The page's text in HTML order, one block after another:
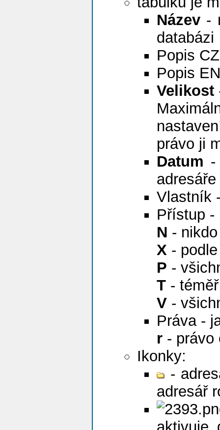
Název -
databázi
Popis
Popis
Velikost
právo ji
Datum -
adresáře
Vlastník
Přístup -
N - nikdo
X -
P -
T -
V -
Práva -
r - právo
Ikonky:
-
adresář